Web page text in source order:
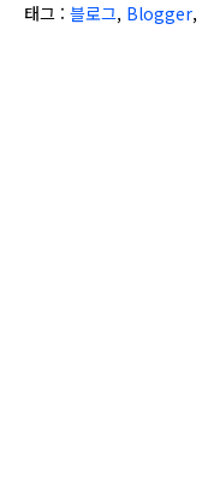
태그 : 블로그, Blogger,